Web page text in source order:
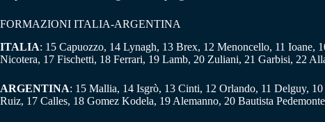
FORMAZIONI ITALIA-ARGENTINA
ITALIA: 15 Capuozzo, 14 Lynagh, 13 Brex, 12 Menoncello, 11 Ioane,
Nicotera, 17 Fischetti, 18 Ferrari, 19 Lamb, 20 Zuliani, 21 Garbisi, 22
ARGENTINA: 15 Mallia, 14 Isgrò, 13 Cinti, 12 Orlando, 11 Delguy,
Ruiz, 17 Calles, 18 Gomez Kodela, 19 Alemanno, 20 Bautista